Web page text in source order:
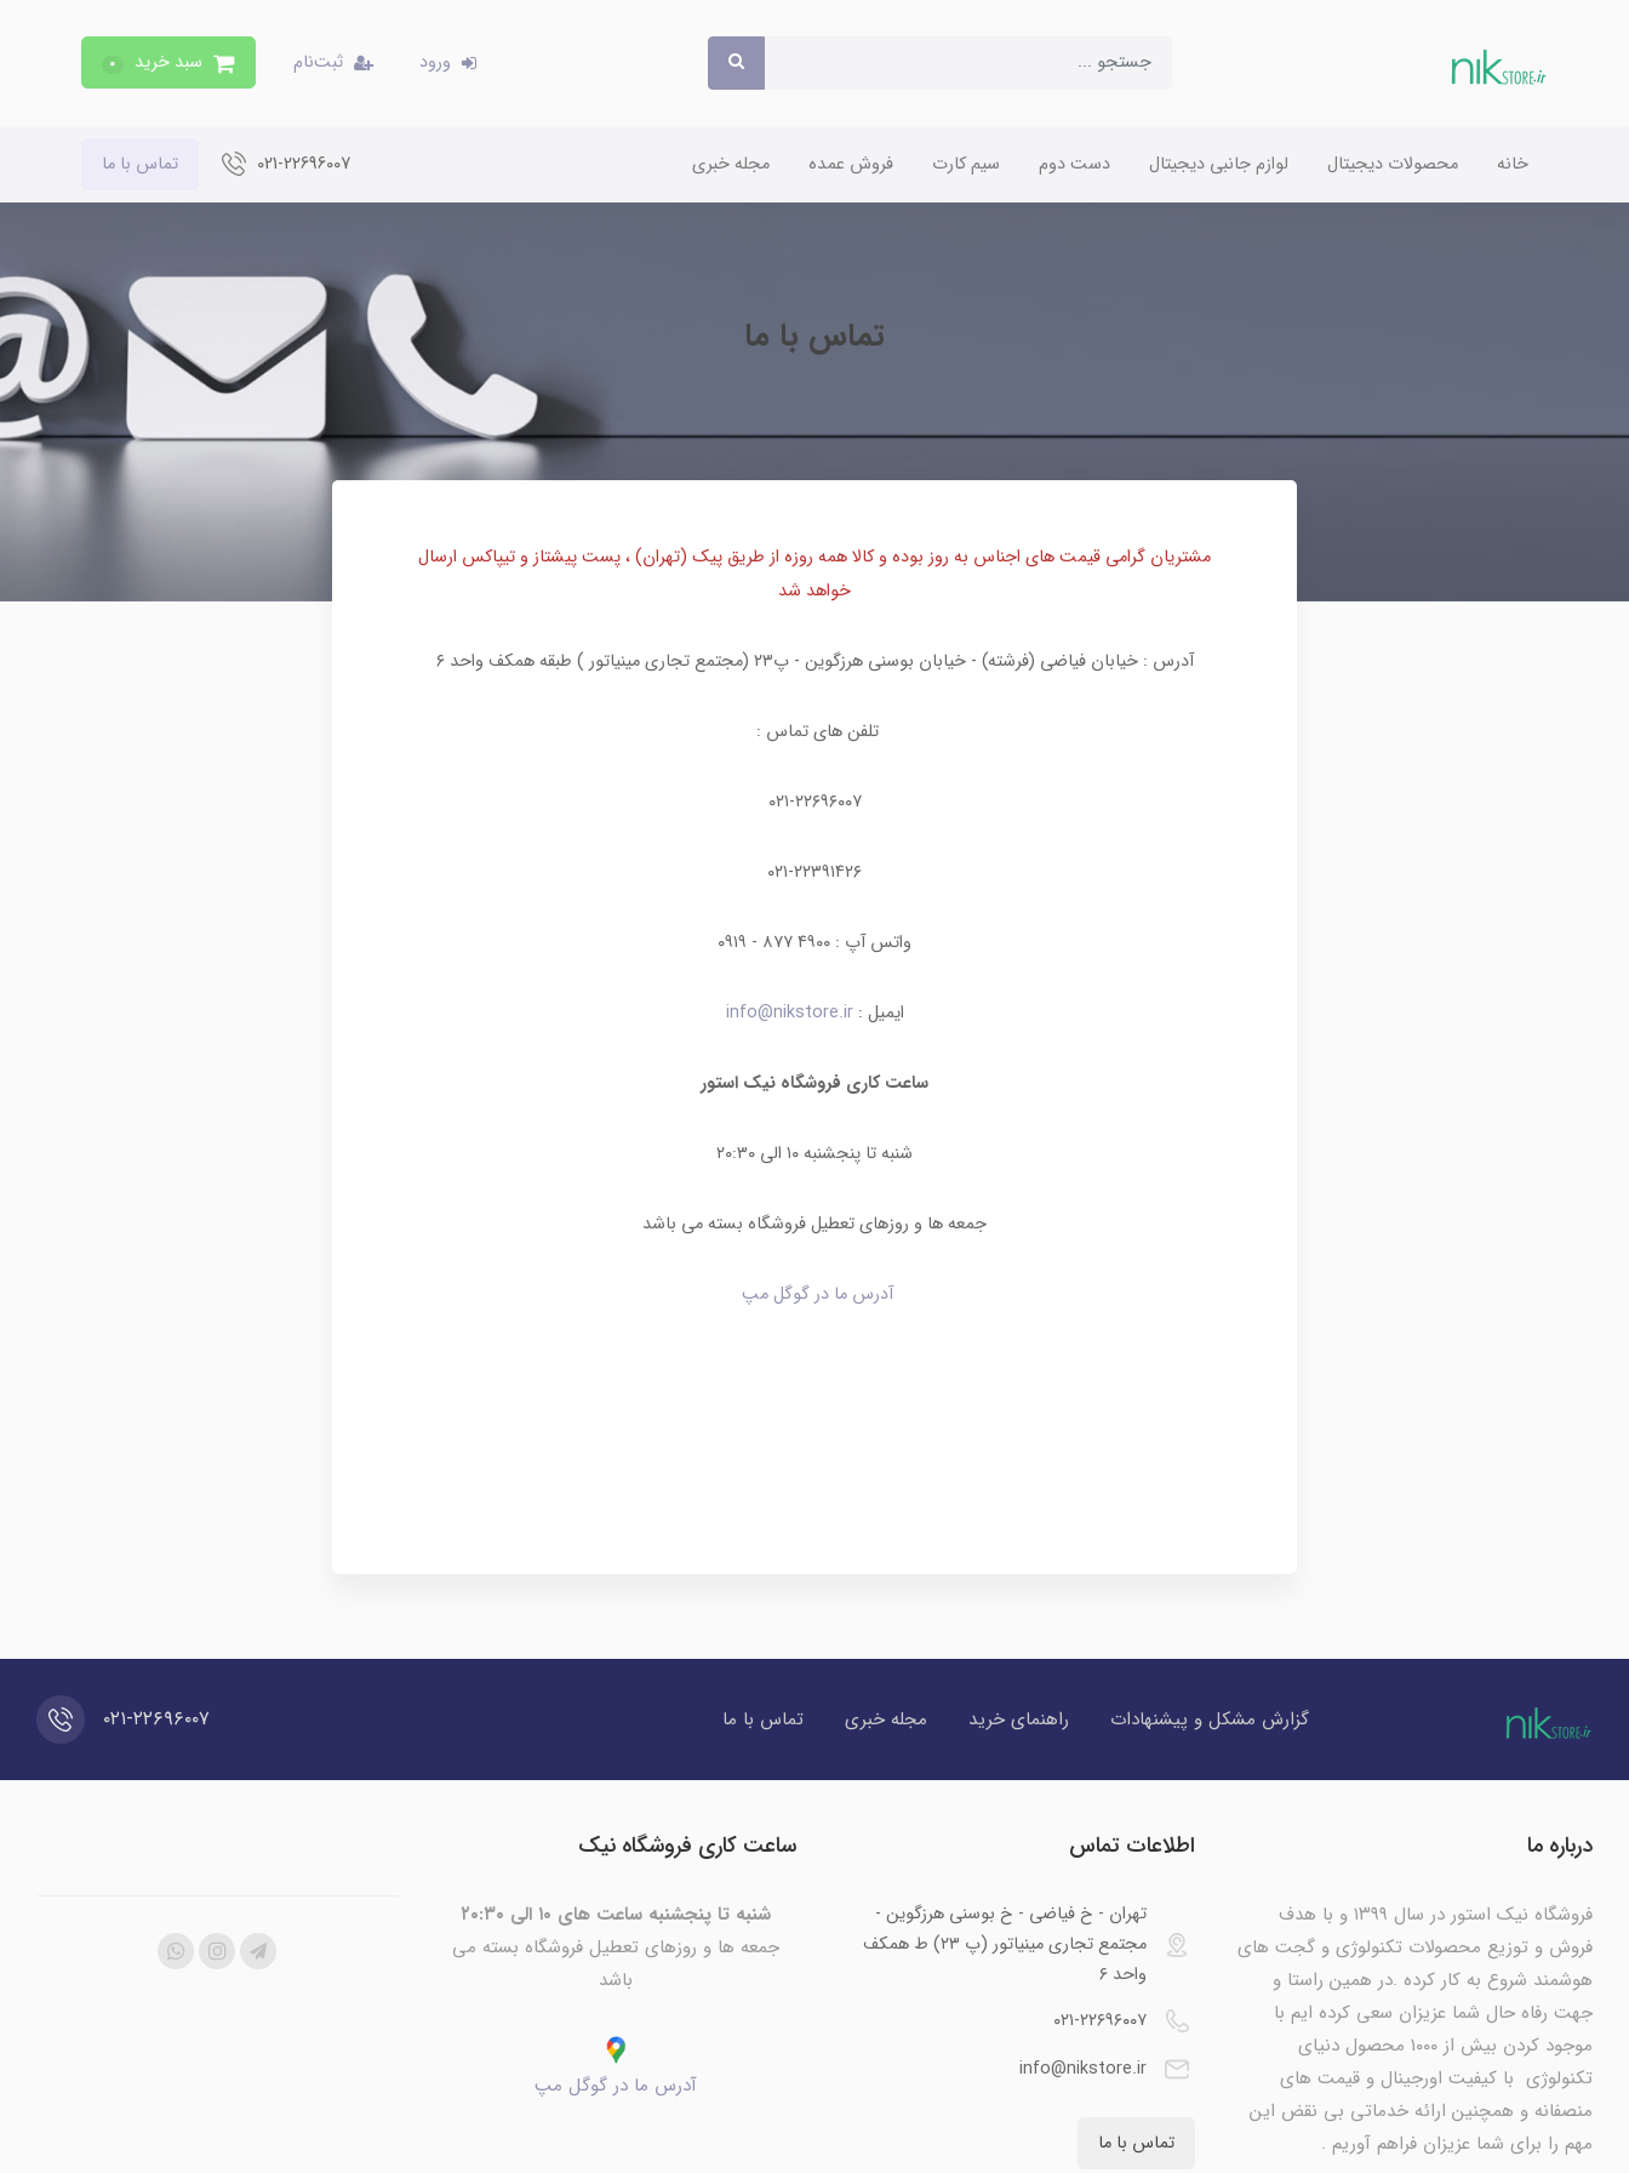
ورود ثبت‌نام سبد خرید 0
خانه محصولات دیجیتال لوازم جانبی دیجیتال دست دوم سیم کارت فروش عمده مجله خبری 021-22696007 تماس با ما
تماس با ما
مشتریان گرامی قیمت های اجناس به روز بوده و کالا همه روزه از طریق پیک (تهران) ، پست پیشتاز و تیپاکس ارسال
خواهد شد
آدرس : خیابان فیاضی (فرشته) - خیابان بوسنی هرزگوین - پ۲۳ (مجتمع تجاری مینیاتور ) طبقه همکف واحد ۶
تلفن های تماس :
۰۲۱-۲۲۶۹۶۰۰۷
۰۲۱-۲۲۳۹۱۴۲۶
واتس آپ : ۴۹۰۰ ۸۷۷ - ۰۹۱۹
ایمیل :info@nikstore.ir
ساعت کاری فروشگاه نیک استور
شنبه تا پنجشنبه ۱۰ الی ۲۰:۳۰
جمعه ها و روزهای تعطیل فروشگاه بسته می باشد
آدرس ما در گوگل مپ
گزارش مشکل و پیشنهادات راهنمای خرید مجله خبری تماس با ما ۰۲۱-۲۲۶۹۶۰۰۷
درباره ما
فروشگاه نیک استور در سال ۱۳۹۹ و با هدف
فروش و توزیع محصولات تکنولوژی و گجت های
هوشمند شروع به کار کرده .در همین راستا و
جهت رفاه حال شما عزیزان سعی کرده ایم با
موجود کردن بیش از ۱۰۰۰ محصول دنیای
تکنولوژی با کیفیت اورجینال و قیمت های
منصفانه و همچنین ارائه خدماتی بی نقض این
مهم را برای شما عزیزان فراهم آوریم .
اطلاعات تماس
تهران - خ فیاضی - خ بوسنی هرزگوین -
مجتمع تجاری مینیاتور (پ ۲۳) ط همکف
واحد ۶
۰۲۱-۲۲۶۹۶۰۰۷
info@nikstore.ir
تماس با ما
ساعت کاری فروشگاه نیک
شنبه تا پنجشنبه ساعت های ۱۰ الی ۲۰:۳۰
جمعه ها و روزهای تعطیل فروشگاه بسته می
باشد
آدرس ما در گوگل مپ